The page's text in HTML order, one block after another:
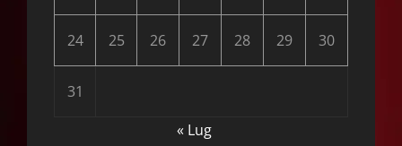
24 25 26 27 28 29 30
31
« Lug